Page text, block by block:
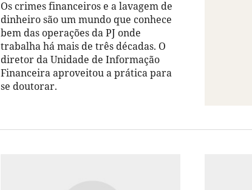
Os crimes financeiros e a lavagem de
dinheiro são um mundo que conhece
bem das operações da PJ onde
trabalha há mais de três décadas. O
diretor da Unidade de Informação
Financeira aproveitou a prática para
se doutorar.